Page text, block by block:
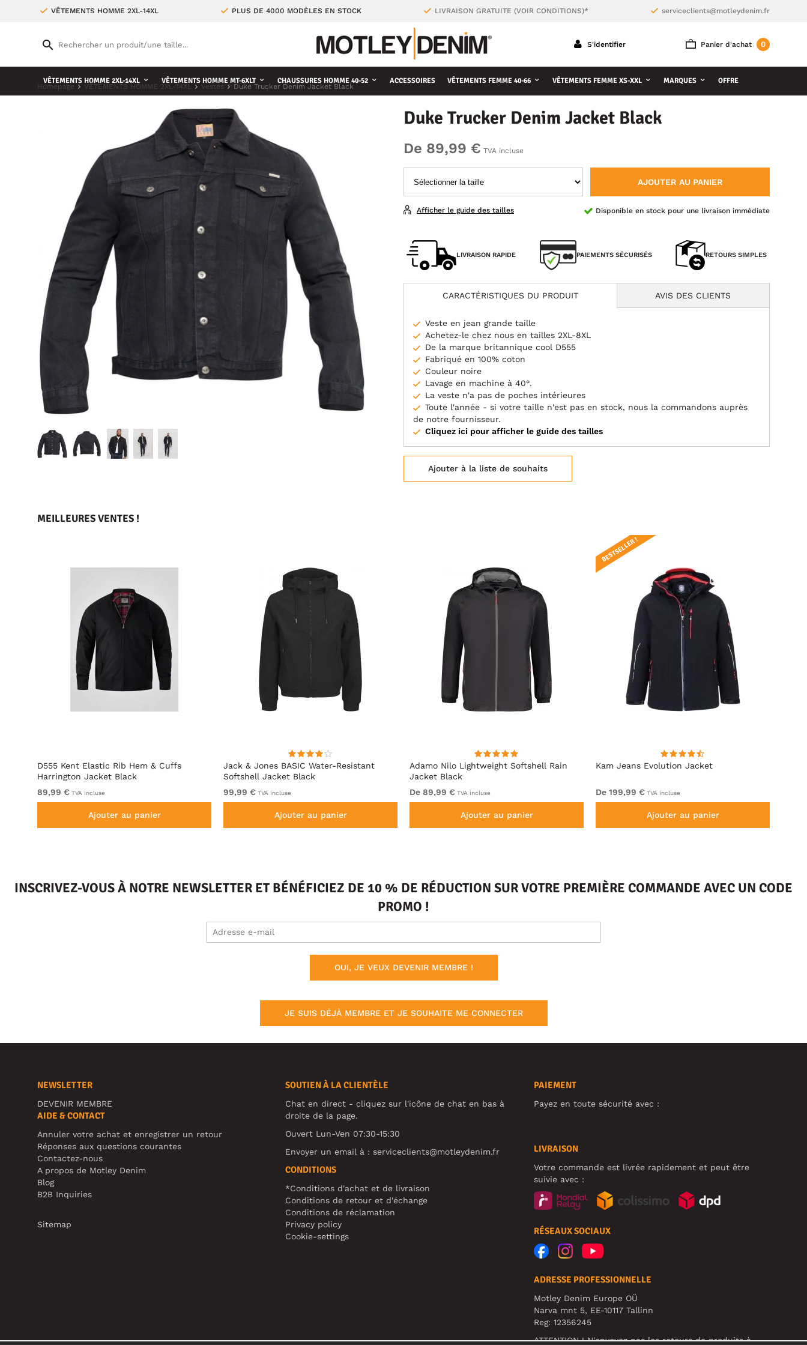
VÊTEMENTS HOMME 2XL-14XL PLUS DE 4000 MODÈLES EN STOCK LIVRAISON GRATUITE (VOIR CONDITIONS)* serviceclients@motleydenim.fr
Panier d'achat 0
S'identifier
VÊTEMENTS HOMME 2XL-14XL VÊTEMENTS HOMME MT-6XLT CHAUSSURES HOMME 40-52 ACCESSOIRES VÊTEMENTS FEMME 40-66 VÊTEMENTS FEMME XS-XXL MARQUES OFFRE
Homepage VÊTEMENTS HOMME 2XL-14XL Vestes Duke Trucker Denim Jacket Black
Duke Trucker Denim Jacket Black
De 89,99 € TVA incluse
AJOUTER AU PANIER
Disponible en stock pour une livraison immédiate
Afficher le guide des tailles
LIVRAISON RAPIDE PAIEMENTS SÉCURISÉS RETOURS SIMPLES
CARACTÉRISTIQUES DU PRODUIT AVIS DES CLIENTS
Veste en jean grande taille
Achetez-le chez nous en tailles 2XL-8XL
De la marque britannique cool D555
Fabriqué en 100% coton
Couleur noire
Lavage en machine à 40°.
La veste n'a pas de poches intérieures
Toute l'année - si votre taille n'est pas en stock, nous la commandons auprès
de notre fournisseur.
Cliquez ici pour afficher le guide des tailles
Ajouter à la liste de souhaits
MEILLEURES VENTES !
D555 Kent Elastic Rib Hem & Cuffs
Harrington Jacket Black
89,99 € TVA incluse
Ajouter au panier
Jack & Jones BASIC Water-Resistant
Softshell Jacket Black
99,99 € TVA incluse
Ajouter au panier
Adamo Nilo Lightweight Softshell Rain
Jacket Black
De 89,99 € TVA incluse
Ajouter au panier
Kam Jeans Evolution Jacket
BESTSELLER !
De 199,99 € TVA incluse
Ajouter au panier
INSCRIVEZ-VOUS À NOTRE NEWSLETTER ET BÉNÉFICIEZ DE 10 % DE RÉDUCTION SUR VOTRE PREMIÈRE COMMANDE AVEC UN CODE
PROMO !
OUI, JE VEUX DEVENIR MEMBRE !
JE SUIS DÉJÀ MEMBRE ET JE SOUHAITE ME CONNECTER
NEWSLETTER
DEVENIR MEMBRE
AIDE & CONTACT
Annuler votre achat et enregistrer un retour
Réponses aux questions courantes
Contactez-nous
A propos de Motley Denim
Blog
B2B Inquiries
Sitemap
SOUTIEN À LA CLIENTÈLE
Chat en direct - cliquez sur l'icône de chat en bas à
droite de la page.
Ouvert Lun-Ven 07:30-15:30
Envoyer un email à :serviceclients@motleydenim.fr
CONDITIONS
*Conditions d'achat et de livraison
Conditions de retour et d'échange
Conditions de réclamation
Privacy policy
Cookie-settings
PAIEMENT
Payez en toute sécurité avec :
LIVRAISON
Votre commande est livrée rapidement et peut être
suivie avec :
RÉSEAUX SOCIAUX
ADRESSE PROFESSIONNELLE
Motley Denim Europe OÜ
Narva mnt 5, EE-10117 Tallinn
Reg: 12356245
ATTENTION ! N'envoyez pas les retours de produits à